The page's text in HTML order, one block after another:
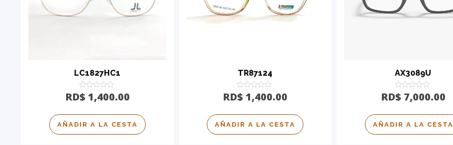
LC1827HC1
Calificado
0
5
RD$ 1,400.00
AÑADIR A LA CESTA
TR87124
Calificado
0
5
RD$ 1,400.00
AÑADIR A LA CESTA
AX3089U
Calificado
0
5
RD$ 7,000.00
AÑADIR A LA CESTA